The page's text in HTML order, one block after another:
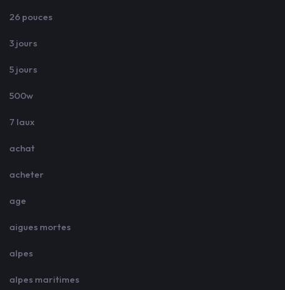
26 pouces
3 jours
5 jours
500w
7 laux
achat
acheter
age
aigues mortes
alpes
alpes maritimes